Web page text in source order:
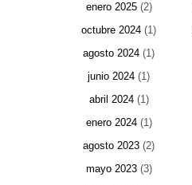
enero 2025(2)
octubre 2024 (1)
agosto 2024 (1)
junio 2024 (1)
abril 2024(1)
enero 2024(1)
agosto 2023 (2)
mayo 2023(3)